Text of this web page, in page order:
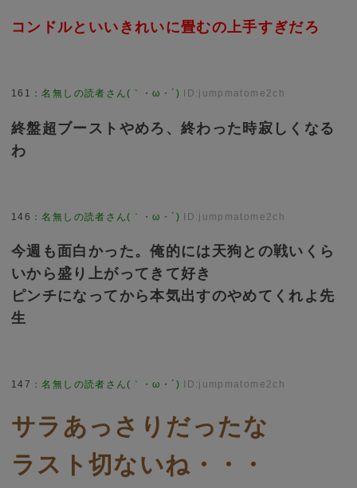
コンドルといいきれいに畳むの上手すぎだろ
161 ：名無しの読者さん(｀・ω・´) ID:jumpmatome2ch
終盤超ブーストやめろ、終わった時寂しくなる
わ
146 ：名無しの読者さん(｀・ω・´) ID:jumpmatome2ch
今週も面白かった。俺的には天狗との戦いくら
いから盛り上がってきて好き
ピンチになってから本気出すのやめてくれよ先
生
147 ：名無しの読者さん(｀・ω・´) ID:jumpmatome2ch
サラあっさりだったな
ラスト切ないね・・・